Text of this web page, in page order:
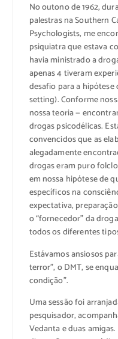
No outono de 1962,
palestras na Southern
Psychologists, me
psiquiatra que estava
havia ministrado a
apenas 4 tiveram
desafio para a
setting). Conforme
nossa teoria —
drogas psicodélicas.
convencidos que as
alegadamente
drogas eram puro
em nossa hipótese de
específicos na
expectativa,
o “fornecedor” da
todos os diferentes
Estávamos ansiosos
terror”, o DMT, se
condição”.
Uma sessão foi
pesquisador,
Vedanta e duas